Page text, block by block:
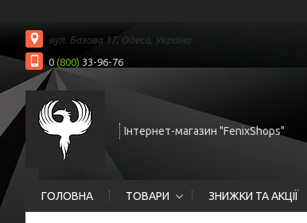
вул. Базова 17, Одеса, Україна
0 (800) 33-96-76
Інтернет-магазин "FenixShops"
ГОЛОВНА ТОВАРИ ЗНИЖКИ ТА АКЦІЇ